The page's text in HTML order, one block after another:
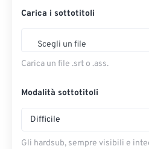
Carica i sottotitoli
Scegli un file
Carica un file .srt o .ass.
Modalità sottotitoli
Difficile
Gli hardsub, sempre visibili e